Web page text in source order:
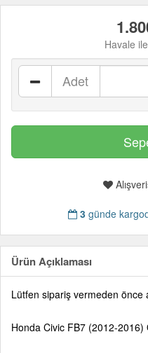
Havale
Adet
3 günde
Ürün Açıklaması
Lütfen sipariş vermeden önce
Honda Civic FB7 (2012-2016)